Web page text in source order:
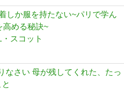
しか服を持たない~パリで学ん
高める秘訣~
スコット
なさい 母が残してくれた、たっ